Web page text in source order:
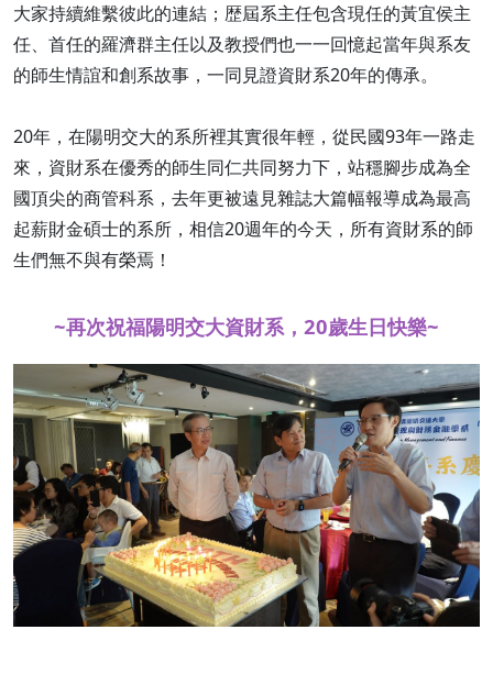
大家持續維繫彼此的連結；歴屆系主任包含現任的黃宜侯主
任、首任的羅濟群主任以及教授們也一一回憶起當年與系友
的師生情誼和創系故事，一同見證資財系20年的傳承。
20年，在陽明交大的系所裡其實很年輕，從民國93年一路走
來，資財系在優秀的師生同仁共同努力下，站穩腳步成為全
國頂尖的商管科系，去年更被遠見雜誌大篇幅報導成為最高
起薪財金碩士的系所，相信20週年的今天，所有資財系的師
生們無不與有榮焉！
~再次祝福陽明交大資財系，20歲生日快樂~